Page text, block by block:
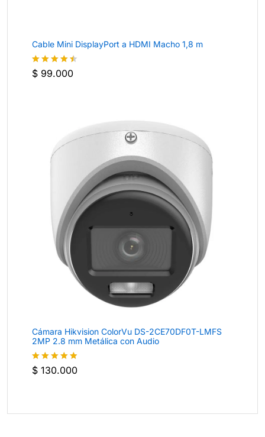
Cable Mini DisplayPort a HDMI Macho 1,8 m
Valorado
$ 99.000
Cámara Hikvision ColorVu DS-2CE70DF0T-LMFS
2MP 2.8 mm Metálica con Audio
Valorado
$ 130.000